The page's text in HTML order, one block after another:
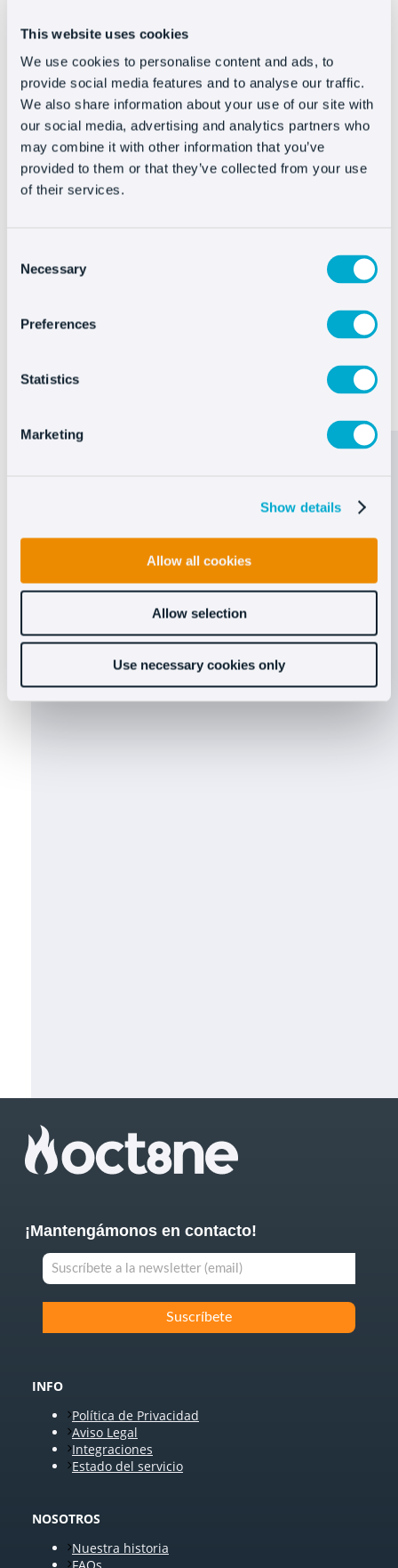
This website uses cookies
We use cookies to personalise content and ads, to
provide social media features and to analyse our traffic.
We also share information about your use of our site with
our social media, advertising and analytics partners who
may combine it with other information that you’ve
provided to them or that they’ve collected from your use
of their services.
Selection
Necessary
Preferences
Statistics
Marketing
Show details
Allow all cookies
Allow selection
Use necessary cookies only
Integrar Oct8ne es muy
fácil
¡Mantengámonos en contacto!
INFO
Política de Privacidad
Aviso Legal
Integraciones
Estado del servicio
NOSOTROS
Nuestra historia